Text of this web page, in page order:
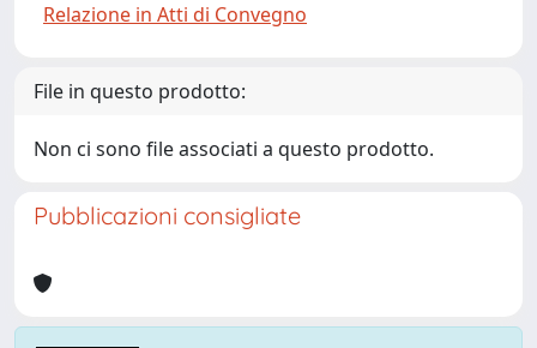
Relazione in Atti di Convegno
File in questo prodotto:
Non ci sono file associati a questo prodotto.
Pubblicazioni consigliate